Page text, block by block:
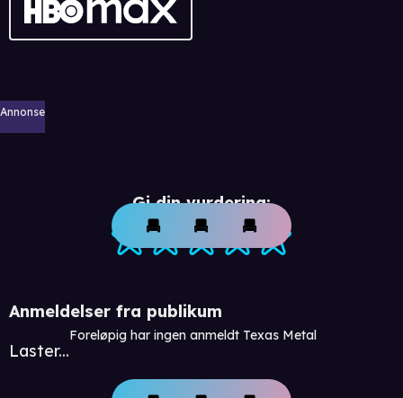
Annonse
Gi din vurdering:
Anmeldelser fra publikum
Laster...
Foreløpig har ingen anmeldt Texas Metal